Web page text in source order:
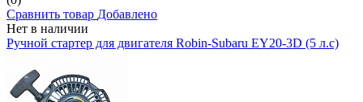
Сравнить товар Добавлено
Нет в наличии
Ручной стартер для двигателя Robin-Subaru EY20-3D (5 л.с)